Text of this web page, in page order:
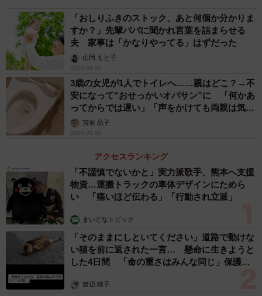
「おしりふきのストック、あと何個か分かりま
すか？」先輩パパに聞かれ言葉を詰まらせる
夫 家事は「かなりやってる」はずだった
山岡 もと子
2026.08.05
3歳の女児が1人でトイレへ……親はどこ？→不
安になって“おせっかいオバサン”に 「何かあ
ってからでは遅い」「声をかけても両親は気づ
かぬまま」
宮前 晶子
2026.08.05
アクセスランキング
「不謹慎でないかと」実力派歌手、熊本へ支援
物資…運搬トラックの車体デザインにためら
い 「痛いほど伝わる」「行動され立派」
まいどなトピック
「そのままにしといてください」道路で動けな
い猫を前に返された一言… 懸命に生きようと
した4日間 「命の重さはみんな同じ」保護団
渡辺 晴子